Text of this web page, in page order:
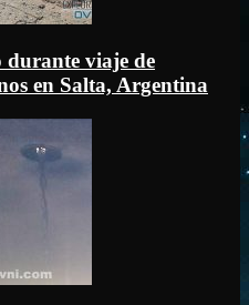
viaje de
en Salta, Argentina